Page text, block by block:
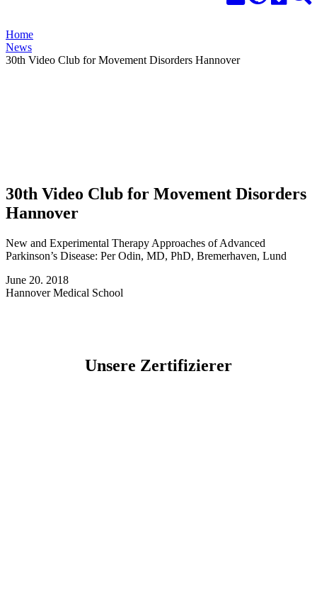
Home
News
30th Video Club for Movement Disorders Hannover
30th Video Club for Movement Disorders
Hannover
New and Experimental Therapy Approaches of Advanced
Parkinson’s Disease: Per Odin, MD, PhD, Bremerhaven, Lund
June 20. 2018
Hannover Medical School
Unsere Zertifizierer